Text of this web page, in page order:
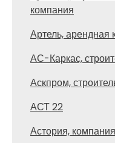
компания
Артель, арендная
АС-Каркас,
Аскпром,
АСТ 22
Астория, компания